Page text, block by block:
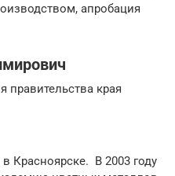
апробация
правительства края
Красноярске. В 2003 году